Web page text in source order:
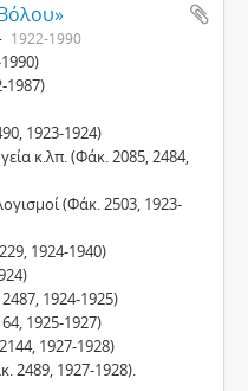
1922-1990
1987)
1923-1924)
κ.λπ. (Φάκ. 2085, 2484,
(Φάκ. 2503, 1923-
1924-1940)
1924-1925)
1925-1927)
1927-1928)
2489, 1927-1928).